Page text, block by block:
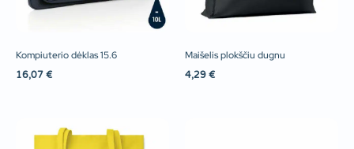
Kompiuterio dėklas 15.6
16,07 €
Maišelis plokščiu dugnu
4,29 €